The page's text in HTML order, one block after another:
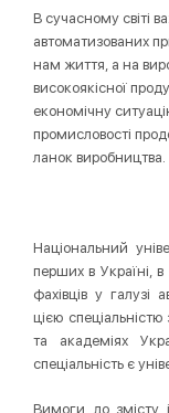
В сучасному світі
автоматизованих
нам життя, а на
високоякісної
економічну
промисловості
ланок виробництва.
Національний
перших в Україні,
фахівців у галузі
цією
та академіях
спеціальність є
Вимоги до змісту і